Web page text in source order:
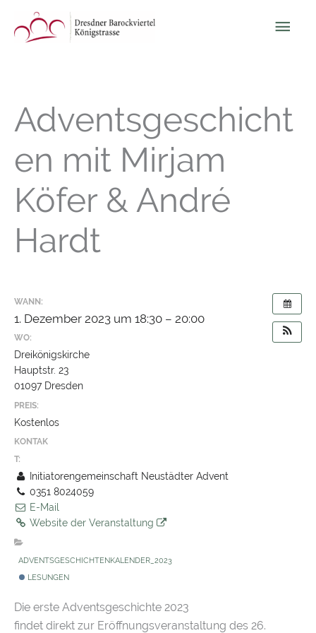
Inhalt
springen
Adventsgeschicht
en mit Mirjam
Köfer & André
Hardt
WANN:
1. Dezember 2023 um 18:30 – 20:00
WO:
Dreikönigskirche
Hauptstr. 23
01097 Dresden
PREIS:
Kostenlos
KONTAK
T:
Initiatorengemeinschaft Neustädter Advent
0351 8024059
E-Mail
Website der Veranstaltung
ADVENTSGESCHICHTENKALENDER_2023
LESUNGEN
Die erste Adventsgeschichte 2023
findet direkt zur Eröffnungsveranstaltung des 26.